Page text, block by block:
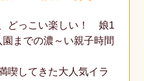
どっこい楽しい！ 娘1
までの濃～い親子時間
喫してきた大人気イラ